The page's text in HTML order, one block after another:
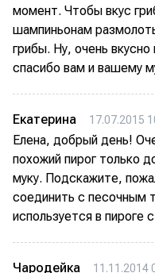
момент. Чтобы вкус
шампиньонам
грибы. Ну, очень
спасибо вам и вашему
Екатерина 17.07.2015
Елена, добрый день!
похожий пирог только
муку. Подскажите,
соединить с песочным
используется в пироге
Чародейка 11.11.2014